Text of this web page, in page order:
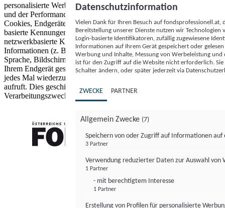
personalisierte Werbung und Inhalte, Messung von Werbeleistung
und der Performance von Inhalten sowie Zielgruppenforschung.
Cookies, Endgeräte- oder ähnliche Online-Kennungen (z. B. login-
basierte Kennungen, zufällig generierte Kennungen,
netzwerkbasierte Kennungen) können zusammen mit anderen
Informationen (z. B. Browsertyp und Browserinformationen,
Sprache, Bildschirmgröße, unterstützte Technologien usw.) auf
Ihrem Endgerät gespeichert oder von dort ausgelesen werden, um es
jedes Mal wiederzuerkennen, wenn es eine App oder einer Webseite
aufruft. Dies geschieht für einen oder mehrere der hier aufgeführten
Verarbeitungszwecke.
Datenschutzinformation
Vielen Dank für Ihren Besuch auf
Bereitstellung unserer Dienste nutzen wir Technologien
Login-basierte Identifikatoren, zufällig zugewiesene
Informationen auf Ihrem Gerät gespeichert oder
Werbung und Inhalte, Messung von Werbeleistung
ist für den Zugriff auf die Website nicht erforderlich.
Schalter ändern, oder später jederzeit via
ZWECKE PARTNER
Allgemein Zwecke (7)
Speichern von oder Zugriff auf Informationen auf
3 Partner
Verwendung reduzierter Daten zur Auswahl von
1 Partner
- mit berechtigtem Interesse
1 Partner
Erstellung von Profilen für personalisierte
FONDS professionell